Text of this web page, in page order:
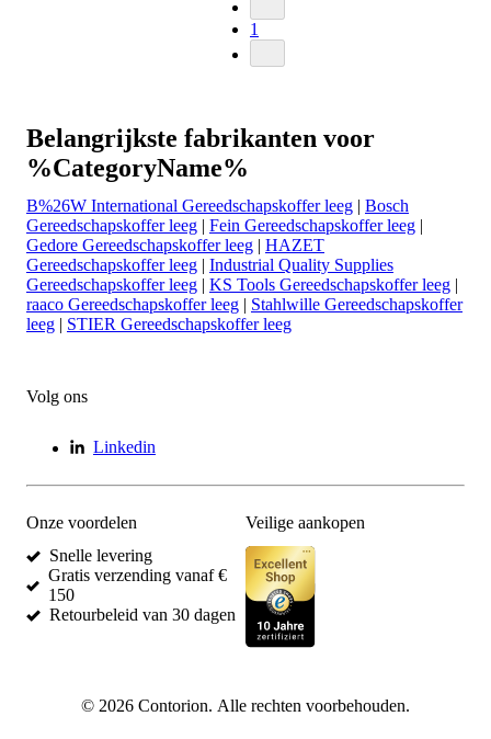
1
Belangrijkste fabrikanten voor
%CategoryName%
B%26W International Gereedschapskoffer leeg | Bosch
Gereedschapskoffer leeg | Fein Gereedschapskoffer leeg |
Gedore Gereedschapskoffer leeg | HAZET
Gereedschapskoffer leeg | Industrial Quality Supplies
Gereedschapskoffer leeg | KS Tools Gereedschapskoffer leeg |
raaco Gereedschapskoffer leeg | Stahlwille Gereedschapskoffer
leeg | STIER Gereedschapskoffer leeg
Volg ons
Linkedin
Onze voordelen
Snelle levering
Gratis verzending vanaf €
150
Retourbeleid van 30 dagen
Veilige aankopen
© 2026 Contorion. Alle rechten voorbehouden.